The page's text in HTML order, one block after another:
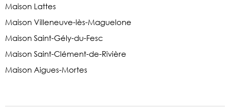
Maison Lattes
Maison Villeneuve-lès-Maguelone
Maison Saint-Gély-du-Fesc
Maison Saint-Clément-de-Rivière
Maison Aigues-Mortes